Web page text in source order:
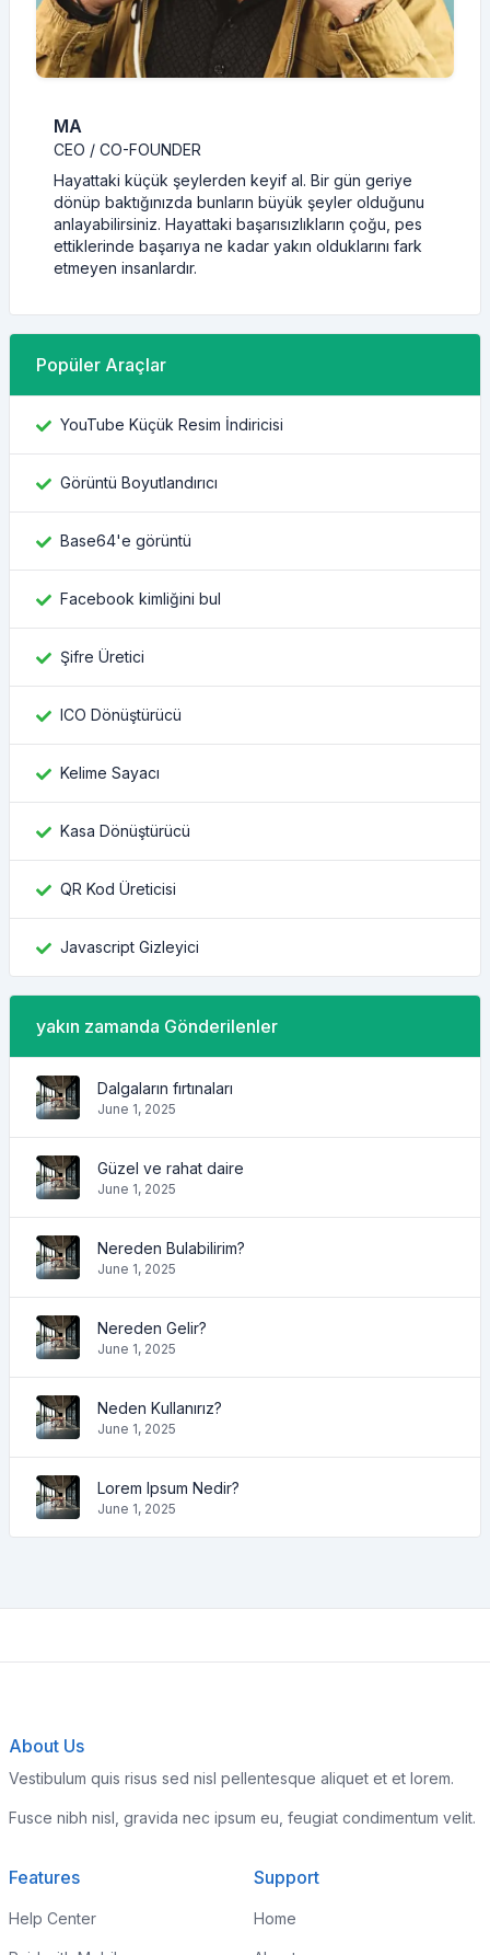
MA
CEO / CO-FOUNDER
Hayattaki küçük şeylerden keyif al. Bir gün geriye
dönüp baktığınızda bunların büyük şeyler olduğunu
anlayabilirsiniz. Hayattaki başarısızlıkların çoğu, pes
ettiklerinde başarıya ne kadar yakın olduklarını fark
etmeyen insanlardır.
Popüler Araçlar
YouTube Küçük Resim İndiricisi
Görüntü Boyutlandırıcı
Base64'e görüntü
Facebook kimliğini bul
Şifre Üretici
ICO Dönüştürücü
Kelime Sayacı
Kasa Dönüştürücü
QR Kod Üreticisi
Javascript Gizleyici
yakın zamanda Gönderilenler
Dalgaların fırtınaları
June 1, 2025
Güzel ve rahat daire
June 1, 2025
Nereden Bulabilirim?
June 1, 2025
Nereden Gelir?
June 1, 2025
Neden Kullanırız?
June 1, 2025
Lorem Ipsum Nedir?
June 1, 2025
About Us
Vestibulum quis risus sed nisl pellentesque aliquet et et lorem.
Fusce nibh nisl, gravida nec ipsum eu, feugiat condimentum velit.
Features
Help Center
Support
Home